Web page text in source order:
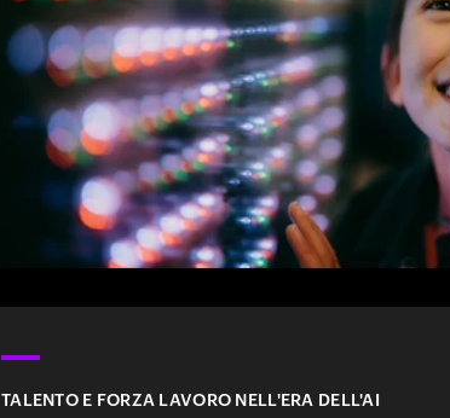
TALENTO E FORZA LAVORO NELL'ERA DELL'AI